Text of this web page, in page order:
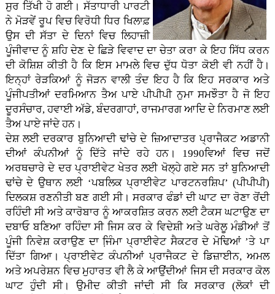
ਸੁਰ ਤਿੱਖੀ ਹੋ ਗਈ। ਸੱਤਾਧਾਰੀ ਪਾਰਟੀ
ਨੇ ਮੋੜਵੇਂ ਰੂਪ ਵਿਚ ਵਿਰੋਧੀ ਧਿਰ ਖਿਲਾਫ਼
ਉਸ ਦੀ ਸੱਤਾ ਦੇ ਦਿਨਾਂ ਵਿਚ ਲਿਹਾਜ਼ੀ
ਪੂੰਜੀਵਾਦ ਨੂੰ ਸ਼ਹਿ ਦੇਣ ਦੇ ਛਿੜੇ ਵਿਵਾਦ ਦਾ ਚੇਤਾ ਕਰਾ ਕੇ ਇਹ ਸਿੱਧ ਕਰਨ
ਦੀ ਕੋਸ਼ਿਸ਼ ਕੀਤੀ ਹੈ ਕਿ ਇਸ ਮਾਮਲੇ ਵਿਚ ਦੁੱਧ ਧੋਤਾ ਕੋਈ ਵੀ ਨਹੀਂ ਹੈ।
ਇਨ੍ਹਾਂ ਰੇੜਕਿਆਂ ਨੂੰ ਜੋੜਨ ਵਾਲੀ ਤੰਦ ਇਹ ਹੈ ਕਿ ਇਹ ਸਰਕਾਰ ਅਤੇ
ਪੂੰਜੀਪਤੀਆਂ ਦਰਮਿਆਨ ਤੈਅ ਪਾਏ ਪੀਪੀਪੀ ਨੁਮਾ ਸਮਝੌਤਾ ਹੈ ਜੋ ਇਹ
ਦੂਰਸੰਚਾਰ, ਹਵਾਈ ਅੱਡੇ, ਬੰਦਰਗਾਹਾਂ, ਰਾਜਮਾਰਗ ਆਦਿ ਦੇ ਨਿਰਮਾਣ ਲਈ
ਤੈਅ ਪਾਏ ਜਾਂਦੇ ਹਨ।
ਦੇਸ਼ ਲਈ ਦਰਕਾਰ ਬੁਨਿਆਦੀ ਢਾਂਚੇ ਦੇ ਜ਼ਿਆਦਾਤਰ ਪ੍ਰਾਜੈਕਟ ਅਡਾਨੀ
ਦੀਆਂ ਕੰਪਨੀਆਂ ਨੂੰ ਦਿੱਤੇ ਜਾਂਦੇ ਰਹੇ ਹਨ। 1990ਵਿਆਂ ਵਿਚ ਜਦੋਂ
ਅਰਥਚਾਰੇ ਦੇ ਦਰ ਪ੍ਰਾਈਵੇਟ ਖੇਤਰ ਲਈ ਖੋਲ੍ਹੇ ਗਏ ਸਨ ਤਾਂ ਬੁਨਿਆਦੀ
ਢਾਂਚੇ ਦੇ ਉਥਾਨ ਲਈ ‘ਪਬਲਿਕ ਪ੍ਰਾਈਵੇਟ ਪਾਰਟਨਰਸ਼ਿਪ’ (ਪੀਪੀਪੀ)
ਦਿਲਕਸ਼ ਰਣਨੀਤੀ ਬਣ ਗਈ ਸੀ। ਸਰਕਾਰ ਫੰਡਾਂ ਦੀ ਘਾਟ ਦਾ ਰੋਣਾ ਰੋਂਦੀ
ਰਹਿੰਦੀ ਸੀ ਅਤੇ ਕਾਰੋਬਾਰ ਨੂੰ ਆਕਰਸ਼ਿਤ ਕਰਨ ਲਈ ਟੈਕਸ ਘਟਾਉਣ ਦਾ
ਦਬਾਓ ਬਣਿਆ ਰਹਿੰਦਾ ਸੀ ਜਿਸ ਕਰ ਕੇ ਵਿਦੇਸ਼ੀ ਅਤੇ ਘਰੇਲੂ ਮੰਡੀਆਂ ਤੋਂ
ਪੂੰਜੀ ਨਿਵੇਸ਼ ਕਰਾਉਣ ਦਾ ਜਿ਼ੰਮਾ ਪ੍ਰਾਈਵੇਟ ਸੈਕਟਰ ਦੇ ਮੋਢਿਆਂ ’ਤੇ ਪਾ
ਦਿੱਤਾ ਗਿਆ। ਪ੍ਰਾਈਵੇਟ ਕੰਪਨੀਆਂ ਪ੍ਰਾਜੈਕਟ ਦੇ ਡਿਜ਼ਾਈਨ, ਅਮਲ
ਅਤੇ ਅਪਰੇਸ਼ਨ ਵਿਚ ਮੁਹਾਰਤ ਵੀ ਲੈ ਕੇ ਆਉਂਦੀਆਂ ਜਿਸ ਦੀ ਸਰਕਾਰ ਕੋਲ
ਘਾਟ ਹੁੰਦੀ ਸੀ। ਉਮੀਦ ਕੀਤੀ ਜਾਂਦੀ ਸੀ ਕਿ ਸਰਕਾਰ (ਲੋਕਾਂ ਦੀ